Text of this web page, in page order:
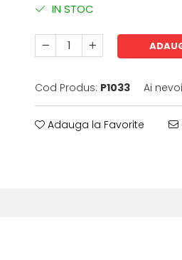
IN STOC
Cod Produs: P1033 Ai
Adauga la Favorite